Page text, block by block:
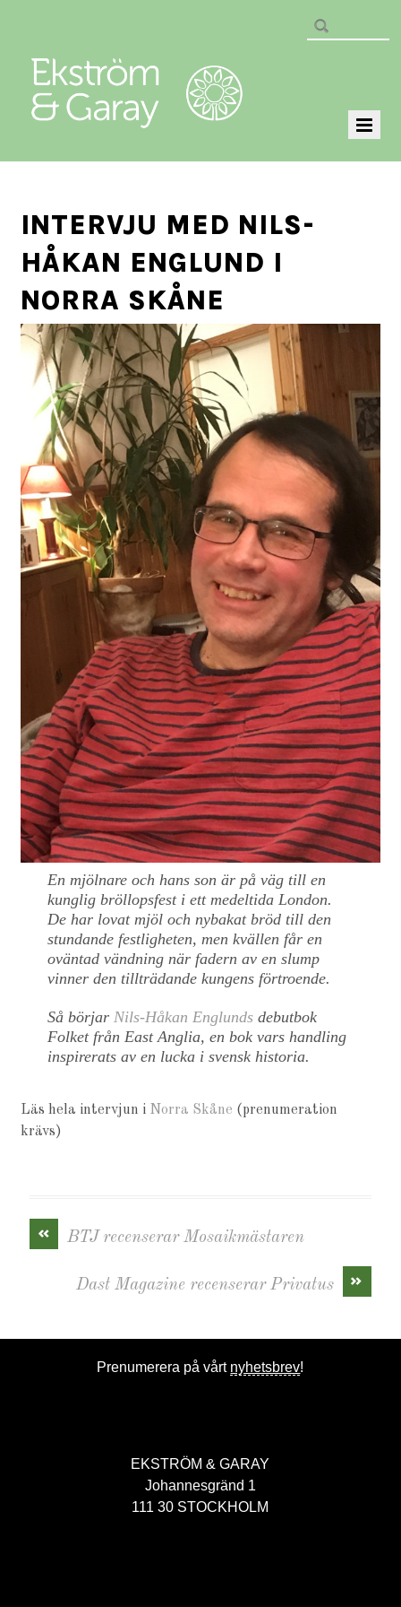
INTERVJU MED NILS-
HÅKAN ENGLUND I
NORRA SKÅNE
En mjölnare och hans son är på väg till en
kunglig bröllopsfest i ett medeltida London.
De har lovat mjöl och nybakat bröd till den
stundande festligheten, men kvällen får en
oväntad vändning när fadern av en slump
vinner den tillträdande kungens förtroende.
Så börjarNils-Håkan Englunds debutbok
Folket från East Anglia, en bok vars handling
inspirerats av en lucka i svensk historia.
Läs hela intervjun i Norra Skåne (prenumeration
krävs)
« BTJ recenserar Mosaikmästaren
»
Dast Magazine recenserar Privatus
Prenumerera på vårt nyhetsbrev!
EKSTRÖM & GARAY
Johannesgränd 1
111 30 STOCKHOLM